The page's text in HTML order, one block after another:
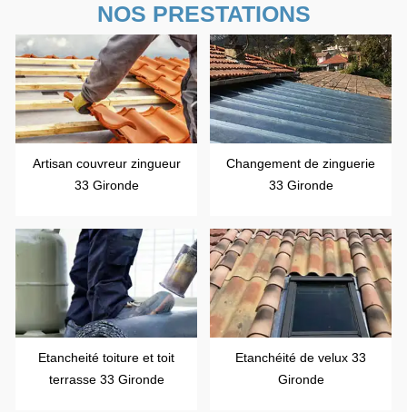
NOS PRESTATIONS
Artisan couvreur zingueur
33 Gironde
Changement de zinguerie
33 Gironde
Etancheité toiture et toit
terrasse 33 Gironde
Etanchéité de velux 33
Gironde